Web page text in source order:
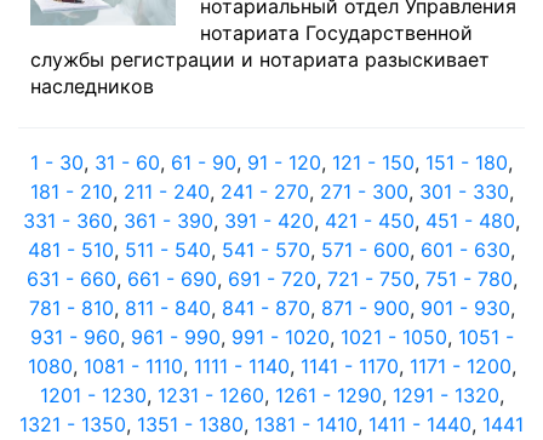
нотариальный отдел Управления
нотариата Государственной
службы регистрации и нотариата разыскивает
наследников
1 - 30, 31 - 60, 61 - 90, 91 - 120, 121 - 150, 151 - 180,
181 - 210, 211 - 240, 241 - 270, 271 - 300, 301 - 330,
331 - 360, 361 - 390, 391 - 420, 421 - 450, 451 - 480,
481 - 510, 511 - 540, 541 - 570, 571 - 600, 601 - 630,
631 - 660, 661 - 690, 691 - 720, 721 - 750, 751 - 780,
781 - 810, 811 - 840, 841 - 870, 871 - 900, 901 - 930,
931 - 960, 961 - 990, 991 - 1020, 1021 - 1050, 1051 -
1080, 1081 - 1110, 1111 - 1140, 1141 - 1170, 1171 - 1200,
1201 - 1230, 1231 - 1260, 1261 - 1290, 1291 - 1320,
1321 - 1350, 1351 - 1380, 1381 - 1410, 1411 - 1440, 1441